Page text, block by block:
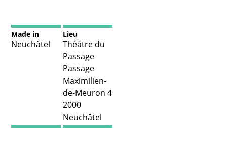
Made in
Neuchâtel
Lieu
Théâtre du
Passage
Passage
Maximilien-
de-Meuron 4
2000
Neuchâtel